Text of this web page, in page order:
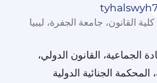
القانون، جامعة الجفرة، ليبيا
الجماعية، القانون الدولي،
الجنائية الدولية